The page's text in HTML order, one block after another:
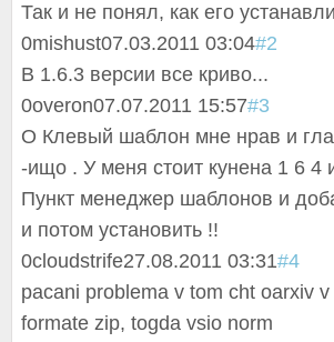
Так и не понял, как его
0mishust07.03.2011 03:04#2
В 1.6.3 версии все криво...
0overon07.07.2011 15:57#3
О Клевый шаблон мне нрав и
-ищо . У меня стоит кунена 1 6 4
Пункт менеджер шаблонов и
и потом установить !!
0cloudstrife27.08.2011 03:31#4
pacani problema v tom cht oarxiv
formate zip, togda vsio norm